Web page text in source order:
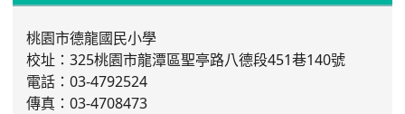
桃園市德龍國民小學
校址：325桃園市龍潭區聖亭路八德段451巷140號
電話：03-4792524
傳真：03-4708473